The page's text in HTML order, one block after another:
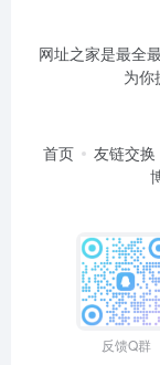
网址之家是最全
为你
首页 友链交换
反馈Q群